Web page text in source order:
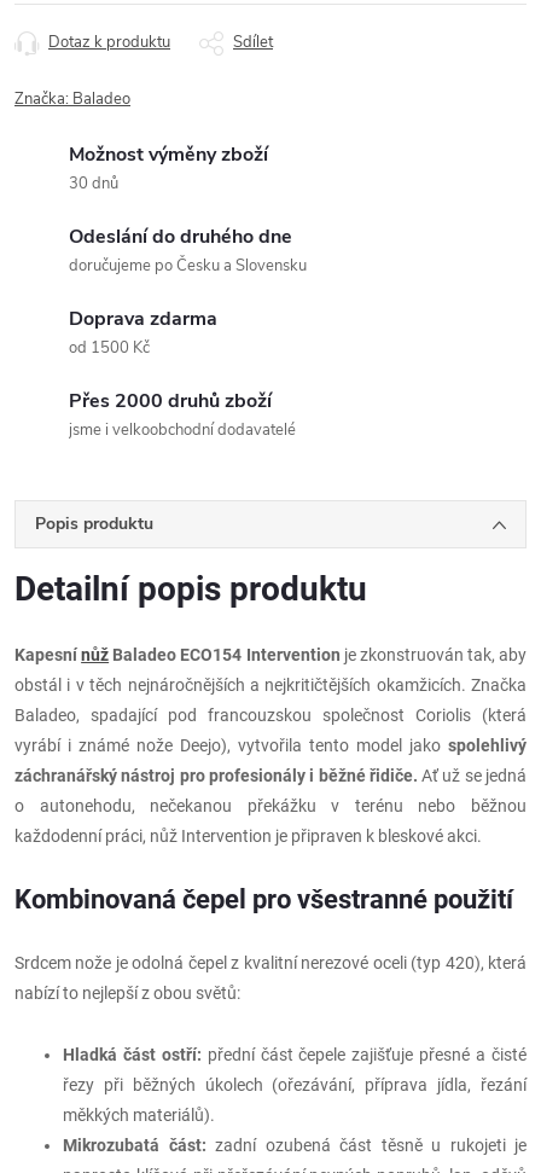
Dotaz k produktu Sdílet
Značka: Baladeo
Možnost výměny zboží
30 dnů
Odeslání do druhého dne
doručujeme po Česku a Slovensku
Doprava zdarma
od 1500 Kč
Přes 2000 druhů zboží
jsme i velkoobchodní dodavatelé
Popis produktu
Detailní popis produktu
Kapesnínůž Baladeo ECO154 Intervention je zkonstruován tak, aby
obstál i v těch nejnáročnějších a nejkritičtějších okamžicích. Značka
Baladeo, spadající pod francouzskou společnost Coriolis (která
vyrábí i známé nože Deejo), vytvořila tento model jako spolehlivý
záchranářský nástroj pro profesionály i běžné řidiče. Ať už se jedná
o autonehodu, nečekanou překážku v terénu nebo běžnou
každodenní práci, nůž Intervention je připraven k bleskové akci.
Kombinovaná čepel pro všestranné použití
Srdcem nože je odolná čepel z kvalitní nerezové oceli (typ 420), která
nabízí to nejlepší z obou světů:
Hladká část ostří: přední část čepele zajišťuje přesné a čisté
řezy při běžných úkolech (ořezávání, příprava jídla, řezání
měkkých materiálů).
Mikrozubatá část: zadní ozubená část těsně u rukojeti je